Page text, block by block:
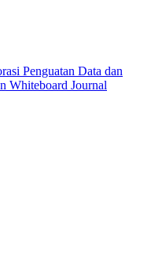
Penguatan Data dan
Whiteboard Journal